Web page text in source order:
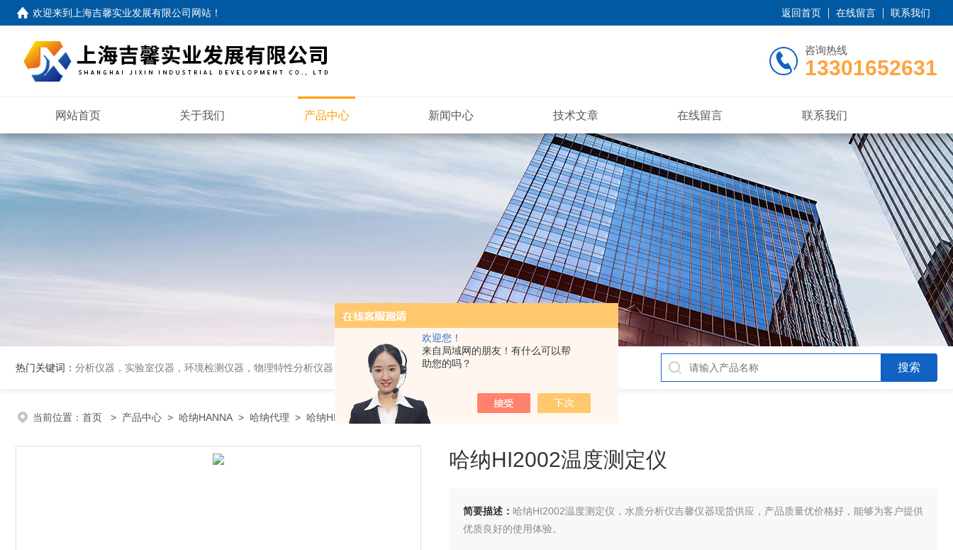
欢迎您！
来自局域网的朋友！有什么可以帮
助您的吗？
欢迎来到 上海吉馨实业发展有限公司网站 ！ 返回首页 在线留言 联系我们
咨询热线
13301652631
网站首页 关于我们 产品中心 新闻中心 技术文章 在线留言 联系我们
热门关键词： 分析仪器，实验室仪器，环境检测仪器，物理特性分析仪器
当前位置： 首页 > 产品中心 > 哈纳HANNA > 哈纳代理 > 哈纳HI2002温度测定仪
哈纳HI2002温度测定仪
简要描述： 哈纳HI2002温度测定仪，水质分析仪吉馨仪器现货供应，产品质量优价格好，能够为客户提供
优质良好的使用体验。